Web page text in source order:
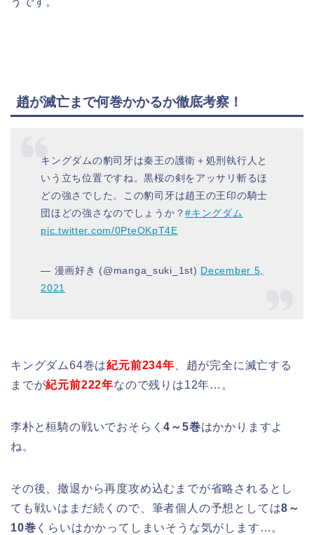
趙が滅亡まで何巻かかるか徹底考察！
キングダムの豹司牙は秦王の護衛＋処刑執行人と
いう立ち位置ですね。黒桜の剣をアッサリ斬るほ
どの強さでした。この豹司牙は趙王の王印の騎士
団ほどの強さなのでしょうか？#キングダム
pic.twitter.com/0PteOKpT4E
— 漫画好き (@manga_suki_1st) December 5,
2021
キングダム64巻は紀元前234年、趙が完全に滅亡する
までが紀元前222年なので残りは12年…。
李朴と桓騎の戦いでおそらく4～5巻はかかりますよ
ね。
その後、撤退から再度攻め込むまでが省略されるとし
ても戦いはまだ続くので、筆者個人の予想としては8～
10巻 くらいはかかってしまいそうな気がします…。